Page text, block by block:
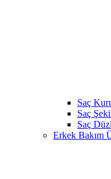
Saç
Saç
Saç
Erkek Bakım